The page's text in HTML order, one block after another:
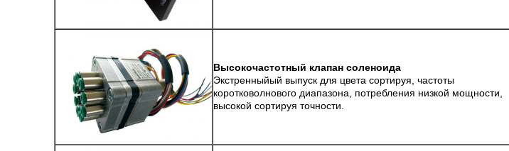
Высокочастотный клапан соленоида
Экстренныйый выпуск для цвета сортируя, частоты
коротковолнового диапазона, потребления низкой мощности,
высокой сортируя точности.